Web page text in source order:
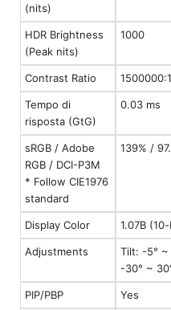
(nits)
HDR Brightness
(Peak nits)
1000
Contrast Ratio
Tempo di
risposta (GtG)
0.03 ms
sRGB / Adobe
RGB / DCI-P3M
* Follow CIE1976
standard
139% /
Display Color 1.07B
Adjustments
Tilt: -5° ~
-30° ~
PIP/PBP Yes